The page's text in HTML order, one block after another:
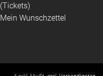
(Tickets)
Mein Wunschzettel